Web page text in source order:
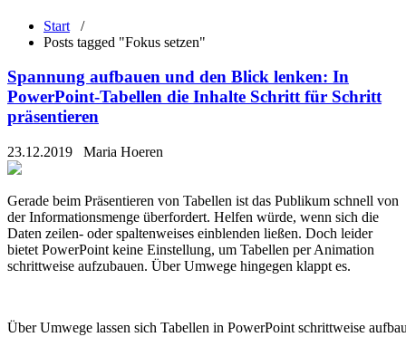
Start /
Posts tagged "Fokus setzen"
Spannung aufbauen und den Blick lenken: In
PowerPoint-Tabellen die Inhalte Schritt für Schritt
präsentieren
23.12.2019 Maria Hoeren
Gerade beim Präsentieren von Tabellen ist das Publikum schnell von
der Informationsmenge überfordert. Helfen würde, wenn sich die
Daten zeilen- oder spaltenweises einblenden ließen. Doch leider
bietet PowerPoint keine Einstellung, um Tabellen per Animation
schrittweise aufzubauen. Über Umwege hingegen klappt es.
Über Umwege lassen sich Tabellen in PowerPoint schrittweise